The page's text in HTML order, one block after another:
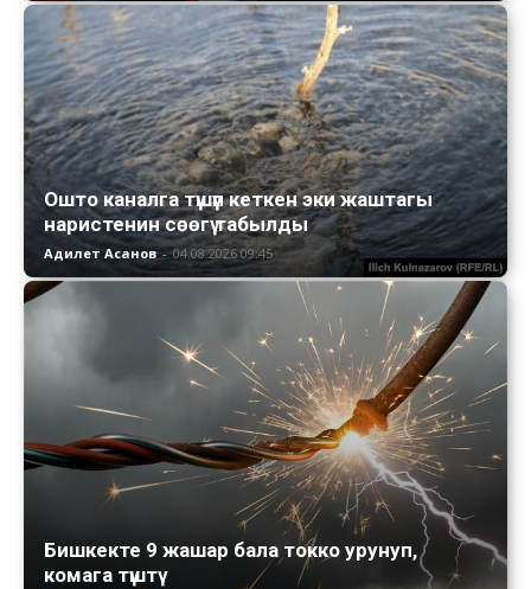
Ошто каналга түшүп кеткен эки жаштагы
наристенин сөөгү табылды
Адилет Асанов - 04.08.2026 09:45
Бишкекте 9 жашар бала токко урунуп,
комага түштү